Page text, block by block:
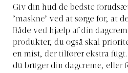
Giv din hud de bedste
’maskne’ ved at sørge for, at
Både ved hjælp af din
produkter, du også skal
en mist, der tilfører ekstra
du bruger din dagcreme, eller